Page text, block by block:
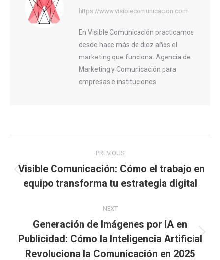
https://www.visiblecomunicacion.com
En Visible Comunicación practicamos
desde hace más de diez años el
marketing que funciona. Agencia de
Marketing y Comunicación para
empresas e instituciones.
navigation
PREVIOUS
Previous
post:
Visible Comunicación: Cómo el trabajo en
equipo transforma tu estrategia digital
NEXT
Next
post:
Generación de Imágenes por IA en
Publicidad: Cómo la Inteligencia Artificial
Revoluciona la Comunicación en 2025